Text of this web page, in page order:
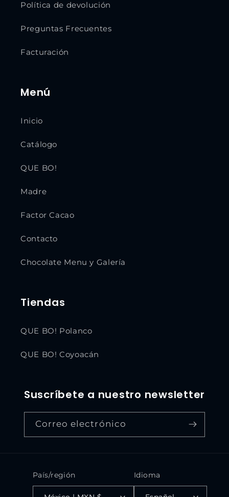
Política de devolución
Preguntas Frecuentes
Facturación
Menú
Inicio
Catálogo
QUE BO!
Madre
Factor Cacao
Contacto
Chocolate Menu y Galería
Tiendas
QUE BO! Polanco
QUE BO! Coyoacán
Suscríbete a nuestro newsletter
Correo electrónico
País/región Idioma